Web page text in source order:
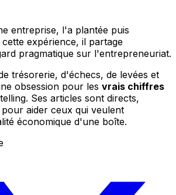
entreprise, l'a plantée puis
expérience, il partage
pragmatique sur l'entrepreneuriat.
trésorerie, d'échecs, de levées et
obsession pour les vrais chiffres
Ses articles sont directs,
aider ceux qui veulent
économique d'une boîte.